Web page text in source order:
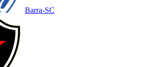
Barra-SC